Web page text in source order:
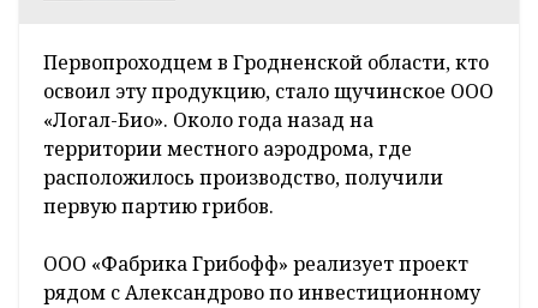
Первопроходцем в Гродненской области, кто
освоил эту продукцию, стало щучинское ООО
«Логал-Био». Около года назад на
территории местного аэродрома, где
расположилось производство, получили
первую партию грибов.
ООО «Фабрика Грибофф» реализует проект
рядом с Александрово по инвестиционному